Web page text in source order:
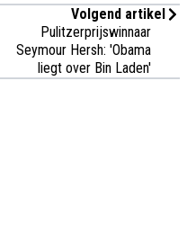
Volgend artikel
Pulitzerprijswinnaar
Seymour Hersh: 'Obama
liegt over Bin Laden'